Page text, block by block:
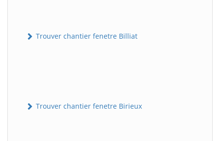
Trouver chantier fenetre Billiat
Trouver chantier fenetre Birieux